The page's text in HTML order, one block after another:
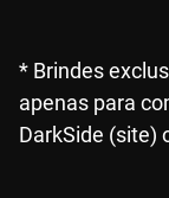
* Brindes
apenas para
DarkSide (site)